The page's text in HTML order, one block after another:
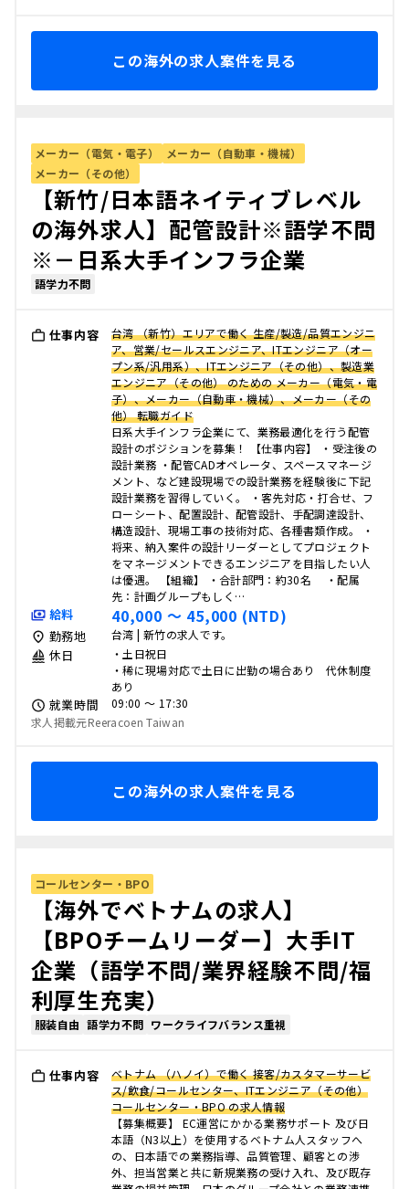
この海外の求人案件を見る
メーカー（電気・電子）
メーカー（自動車・機械）
メーカー（その他）
【新竹/日本語ネイティブレベル
の海外求人】配管設計※語学不問
※－日系大手インフラ企業
語学力不問
仕事内容
台湾 （新竹）エリアで働く 生産/製造/品質エンジニ
ア、営業/セールスエンジニア、ITエンジニア（オー
プン系/汎用系）、ITエンジニア（その他）、製造業
エンジニア（その他） のための メーカー（電気・電
子）、メーカー（自動車・機械）、メーカー（その
他） 転職ガイド
日系大手インフラ企業にて、業務最適化を行う配管
設計のポジションを募集！ 【仕事内容】 ・受注後の
設計業務 ・配管CADオペレータ、スペースマネージ
メント、など建設現場での設計業務を経験後に下記
設計業務を習得していく。 ・客先対応・打合せ、フ
ローシート、配置設計、配管設計、手配調達設計、
構造設計、現場工事の技術対応、各種書類作成。 ・
将来、納入案件の設計リーダーとしてプロジェクト
をマネージメントできるエンジニアを目指したい人
は優遇。 【組織】 ・合計部門：約30名 ・配属
先：計画グループもしく…
給料 40,000 〜 45,000 (NTD)
勤務地 台湾 | 新竹の求人です。
休日
・土日祝日
・稀に現場対応で土日に出勤の場合あり 代休制度
あり
就業時間
09:00 〜 17:30
求人掲載元Reeracoen Taiwan
この海外の求人案件を見る
コールセンター・BPO
【海外でベトナムの求人】
【BPOチームリーダー】大手IT
企業（語学不問/業界経験不問/福
利厚生充実）
服装自由 語学力不問 ワークライフバランス重視
仕事内容
ベトナム （ハノイ）で働く 接客/カスタマーサービ
ス/飲食/コールセンター、ITエンジニア（その他）
コールセンター・BPO の求人情報
【募集概要】 EC運営にかかる業務サポート 及び日
本語（N3以上）を使用するベトナム人スタッフへ
の、日本語での業務指導、品質管理、顧客との渉
外、担当営業と共に新規業務の受け入れ、及び既存